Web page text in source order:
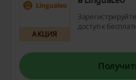
АКЦИЯ
доступ к
изучайте новую
словарный
премиум-акаунту!